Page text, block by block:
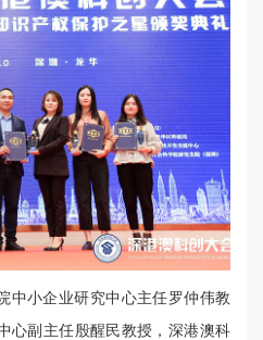
中小企业研究中心主任罗仲伟教
心副主任殷醒民教授，深港澳科